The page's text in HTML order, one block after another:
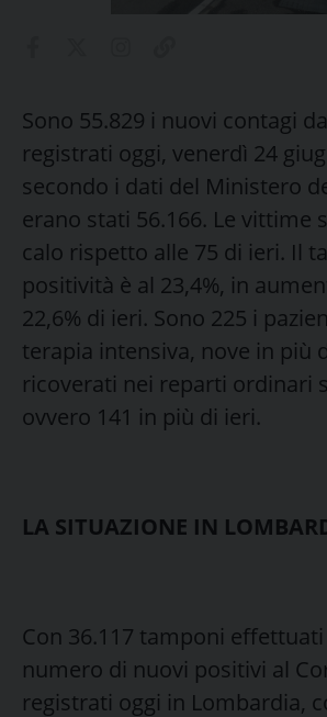
Sono 55.829 i nuovi contagi
registrati oggi, venerdì 24
secondo i dati del Ministero
erano stati 56.166. Le vittime
calo rispetto alle 75 di ieri. Il
positività è al 23,4%, in
22,6% di ieri. Sono 225 i
terapia intensiva, nove in più
ricoverati nei reparti ordinari
ovvero 141 in più di ieri.
LA SITUAZIONE IN
Con 36.117 tamponi effettuati
numero di nuovi positivi al
registrati oggi in Lombardia,